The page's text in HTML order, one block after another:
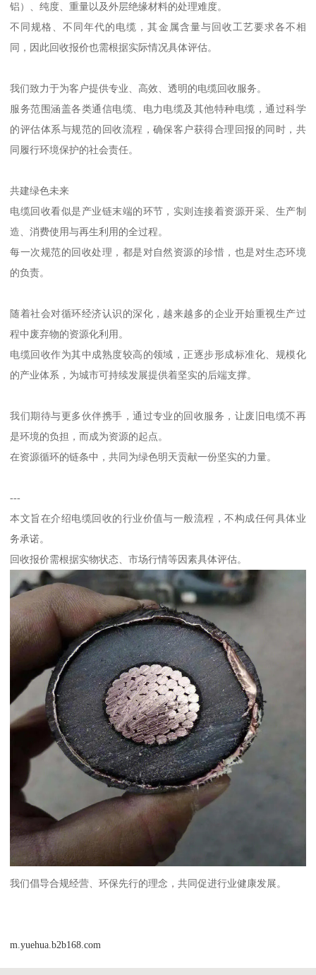
铝）、纯度、重量以及外层绝缘材料的处理难度。
不同规格、不同年代的电缆，其金属含量与回收工艺要求各不相
同，因此回收报价也需根据实际情况具体评估。
我们致力于为客户提供专业、高效、透明的电缆回收服务。
服务范围涵盖各类通信电缆、电力电缆及其他特种电缆，通过科学
的评估体系与规范的回收流程，确保客户获得合理回报的同时，共
同履行环境保护的社会责任。
共建绿色未来
电缆回收看似是产业链末端的环节，实则连接着资源开采、生产制
造、消费使用与再生利用的全过程。
每一次规范的回收处理，都是对自然资源的珍惜，也是对生态环境
的负责。
随着社会对循环经济认识的深化，越来越多的企业开始重视生产过
程中废弃物的资源化利用。
电缆回收作为其中成熟度较高的领域，正逐步形成标准化、规模化
的产业体系，为城市可持续发展提供着坚实的后端支撑。
我们期待与更多伙伴携手，通过专业的回收服务，让废旧电缆不再
是环境的负担，而成为资源的起点。
在资源循环的链条中，共同为绿色明天贡献一份坚实的力量。
---
本文旨在介绍电缆回收的行业价值与一般流程，不构成任何具体业
务承诺。
回收报价需根据实物状态、市场行情等因素具体评估。
我们倡导合规经营、环保先行的理念，共同促进行业健康发展。
m.yuehua.b2b168.com